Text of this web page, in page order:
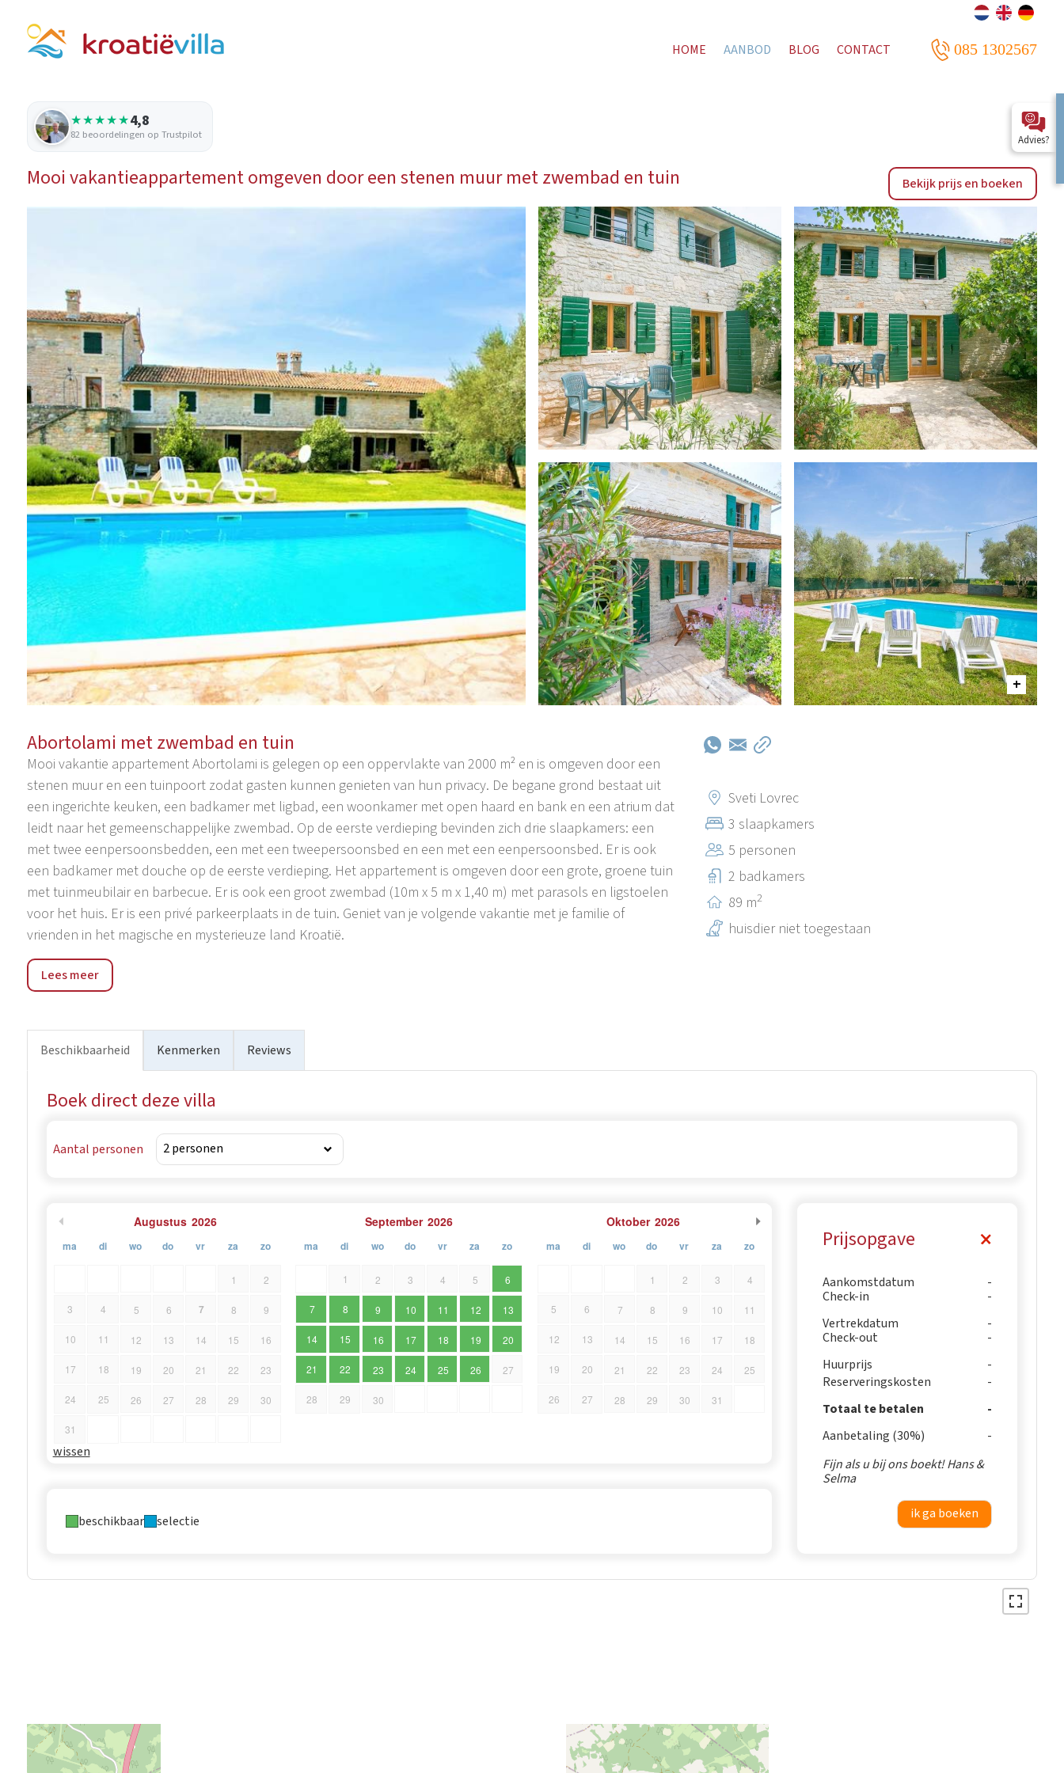
HOME AANBOD BLOG CONTACT 085 1302567
★★★★★4,8
82 beoordelingen op Trustpilot
Mooi vakantieappartement omgeven door een stenen muur met zwembad en tuin Bekijk prijs en boeken
Abortolami met zwembad en tuin
Mooi vakantie appartement Abortolami is gelegen op een oppervlakte van 2000 m² en is omgeven door een
stenen muur en een tuinpoort zodat gasten kunnen genieten van hun privacy. De begane grond bestaat uit
een ingerichte keuken, een badkamer met ligbad, een woonkamer met open haard en bank en een atrium dat
leidt naar het gemeenschappelijke zwembad. Op de eerste verdieping bevinden zich drie slaapkamers: een
met twee eenpersoonsbedden, een met een tweepersoonsbed en een met een eenpersoonsbed. Er is ook
een badkamer met douche op de eerste verdieping. Het appartement is omgeven door een grote, groene tuin
met tuinmeubilair en barbecue. Er is ook een groot zwembad (10m x 5 m x 1,40 m) met parasols en ligstoelen
voor het huis. Er is een privé parkeerplaats in de tuin. Geniet van je volgende vakantie met je familie of
vrienden in het magische en mysterieuze land Kroatië.
Vakantieappartement Abortolami ligt op 7 km van de zee (Lim fjord), 15 km van het toeristische centrum
Porec en 2 km van Sv. Lovrec. Sv. Lovrec is een klein dorp op slechts 12 km van Poreč en 7 km van de zee (Lim
Vanuit Sv. Lovreč is er een prachtig uitzicht op kleine Istrische dorpjes en weilanden die Sv. Lovreč, maar ook
watervallen, Motovun, Grožnjan maar ook toeristische steden zoals Poreč, Vrsar, Rovinj...
Lees meer
Sveti Lovrec
3 slaapkamers
5 personen
2 badkamers
89 m2
huisdier niet toegestaan
Beschikbaarheid Kenmerken Reviews
Boek direct deze villa
Aantal personen
Augustus 2026
ma di wo do vr za zo
1 2
3 4 5 6 7 8 9
10 11 12 13 14 15 16
17 18 19 20 21 22 23
24 25 26 27 28 29 30
31
September 2026
ma di wo do vr za zo
1 2 3 4 5 6
7 8 9 10 11 12 13
14 15 16 17 18 19 20
21 22 23 24 25 26 27
28 29 30
Oktober 2026
ma di wo do vr za zo
1 2 3 4
5 6 7 8 9 10 11
12 13 14 15 16 17 18
19 20 21 22 23 24 25
26 27 28 29 30 31
wissen
beschikbaar selectie
Prijsopgave
Aankomstdatum
Check-in
Vertrekdatum
Check-out
Huurprijs
Reserveringskosten
Totaal te betalen
Aanbetaling (30%)
Fijn als u bij ons boekt! Hans &
Selma
ik ga boeken
Advies?